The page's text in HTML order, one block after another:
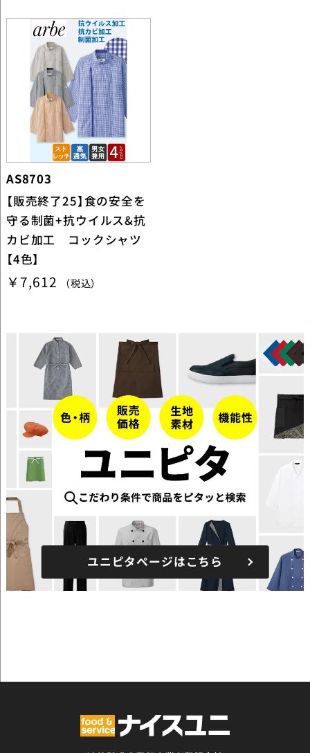
AS8703
【販売終了25】食の安全を
守る制菌+抗ウイルス&抗
カビ加工 コックシャツ
【4色】
￥7,612 （税込）
ユニピタページはこちら